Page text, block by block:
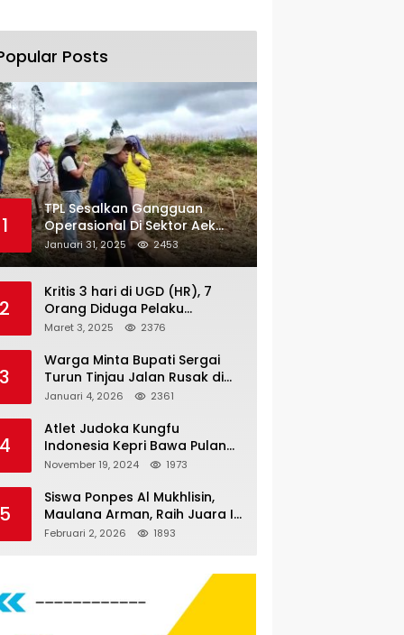
Posts
1
TPL Sesalkan Gangguan
Operasional Di Sektor Aek
Nauli
Januari 31, 2025 2453
2
Kritis 3 hari di UGD (HR), 7
Orang Diduga Pelaku
Pengeroyokan di Lift KTV
Kantor Hukum JAP
Pertanyakan Kinerja Polresta
Tanjungpinang
Maret 3, 2025 2376
3
Warga Minta Bupati Sergai
Turun Tinjau Jalan Rusak di
Dusun 4 Desa Sei Periuk
Januari 4, 2026 2361
Atlet Judoka Kungfu
Indonesia Kepri Bawa Pulang
11 Medali Pra Fornas bogor, 3
November 19, 2024 1973
Siswa Ponpes Al Mukhlisin,
Maulana Arman, Raih Juara I
Taekwondo Junior Putra di
Februari 2, 2026 1893